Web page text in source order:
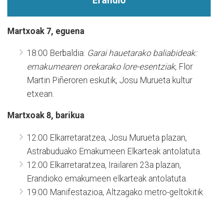
Martxoak 7, eguena
18:00 Berbaldia: Garai hauetarako baliabideak:
emakumearen orekarako lore-esentziak, Flor
Martin Piñeroren eskutik, Josu Murueta kultur
etxean.
Martxoak 8, barikua
12:00 Elkarretaratzea, Josu Murueta plazan,
Astrabuduako Emakumeen Elkarteak antolatuta.
12:00 Elkarretaratzea, Irailaren 23a plazan,
Erandioko emakumeen elkarteak antolatuta.
19:00 Manifestazioa, Altzagako metro-geltokitik